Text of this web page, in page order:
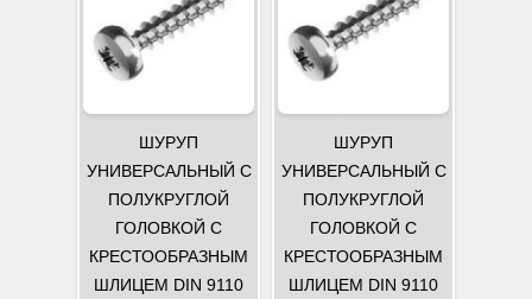
ШУРУП
УНИВЕРСАЛЬНЫЙ С
ПОЛУКРУГЛОЙ
ГОЛОВКОЙ С
КРЕСТООБРАЗНЫМ
ШЛИЦЕМ DIN 9110
ШУРУП
УНИВЕРСАЛЬНЫЙ С
ПОЛУКРУГЛОЙ
ГОЛОВКОЙ С
КРЕСТООБРАЗНЫМ
ШЛИЦЕМ DIN 9110